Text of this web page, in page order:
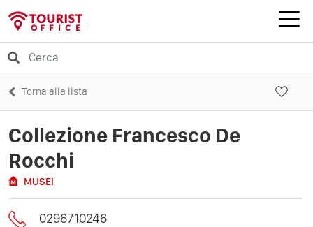
Torna alla lista
Collezione Francesco De
Rocchi
MUSEI
0296710246